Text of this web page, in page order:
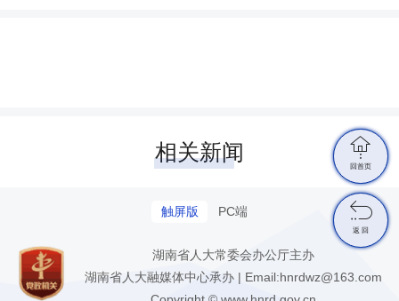
相关新闻
触屏版 PC端
湖南省人大常委会办公厅主办
湖南省人大融媒体中心承办 | Email:hnrdwz@163.com

回首页

返 回